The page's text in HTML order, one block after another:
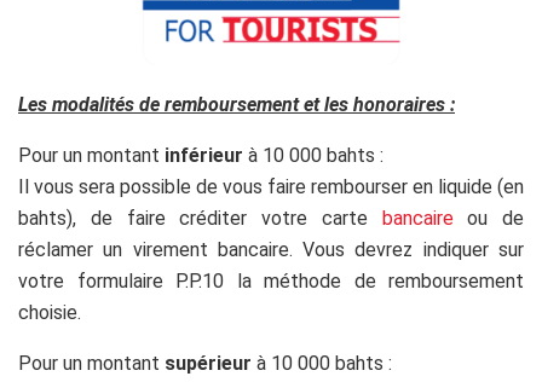
Les modalités de remboursement et les honoraires :
Pour un montant inférieur à 10 000 bahts :
Il vous sera possible de vous faire rembourser en liquide (en
bahts), de faire créditer votre carte
bancaireou de
réclamer un virement bancaire. Vous devrez indiquer sur
votre formulaire P.P.10 la méthode de remboursement
choisie.
Pour un montant supérieur à 10 000 bahts :